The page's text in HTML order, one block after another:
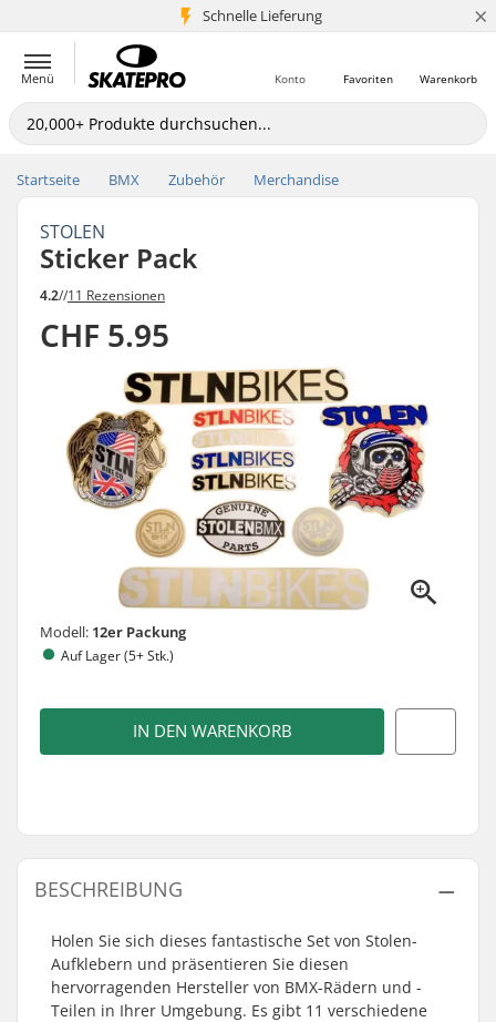
Schnelle Lieferung
5+ Mio. Kunden ×
Menü Warenkorb
Favoriten
Konto
Startseite BMX Zubehör Merchandise
STOLEN
Sticker Pack
4.2//11 Rezensionen
CHF 5.95
Modell: 12er Packung
Auf Lager (5+ Stk.)
IN DEN WARENKORB
BESCHREIBUNG
Holen Sie sich dieses fantastische Set von Stolen-
Aufklebern und präsentieren Sie diesen
hervorragenden Hersteller von BMX-Rädern und -
Teilen in Ihrer Umgebung. Es gibt 11 verschiedene